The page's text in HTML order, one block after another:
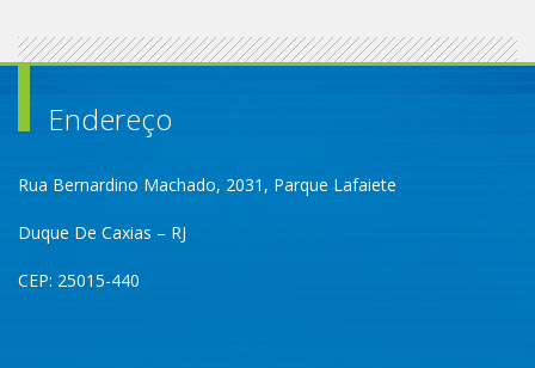
Endereço
Rua Bernardino Machado, 2031, Parque Lafaiete
Duque De Caxias – RJ
CEP: 25015-440